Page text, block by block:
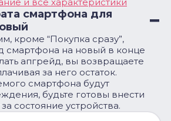
смартфона для
кроме “Покупка сразу”,
смартфона на новый в конце
апгрейд, вы возвращаете
за него остаток.
смартфона будут
будьте готовы внести
состояние устройства.